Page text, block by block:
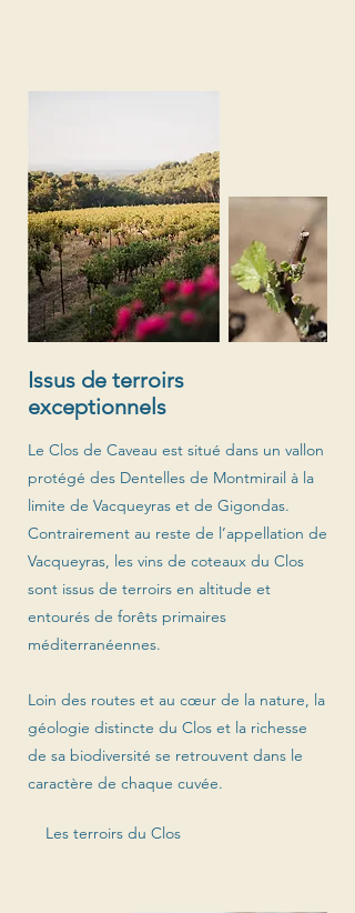
Issus de terroirs
exceptionnels
Le Clos de Caveau est situé dans un vallon
protégé des Dentelles de Montmirail à la
limite de Vacqueyras et de Gigondas.
Contrairement au reste de l’appellation de
Vacqueyras, les vins de coteaux du Clos
sont issus de terroirs en altitude et
entourés de forêts primaires
méditerranéennes.
Loin des routes et au cœur de la nature, la
géologie distincte du Clos et la richesse
de sa biodiversité se retrouvent dans le
caractère de chaque cuvée.
Les terroirs du Clos